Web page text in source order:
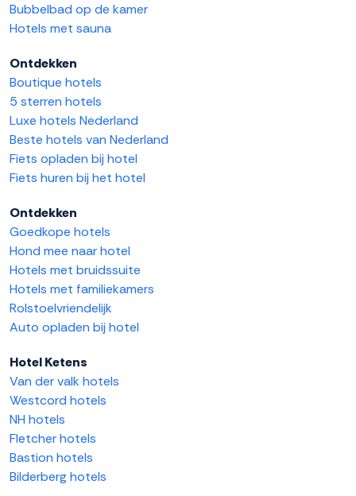
Bubbelbad op de kamer
Hotels met sauna
Ontdekken
Boutique hotels
5 sterren hotels
Luxe hotels Nederland
Beste hotels van Nederland
Fiets opladen bij hotel
Fiets huren bij het hotel
Ontdekken
Goedkope hotels
Hond mee naar hotel
Hotels met bruidssuite
Hotels met familiekamers
Rolstoelvriendelijk
Auto opladen bij hotel
Hotel Ketens
Van der valk hotels
Westcord hotels
NH hotels
Fletcher hotels
Bastion hotels
Bilderberg hotels